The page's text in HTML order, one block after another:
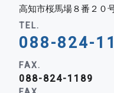
高知市桜馬場８番２０
TEL.
088-824-
FAX.
088-824-1189